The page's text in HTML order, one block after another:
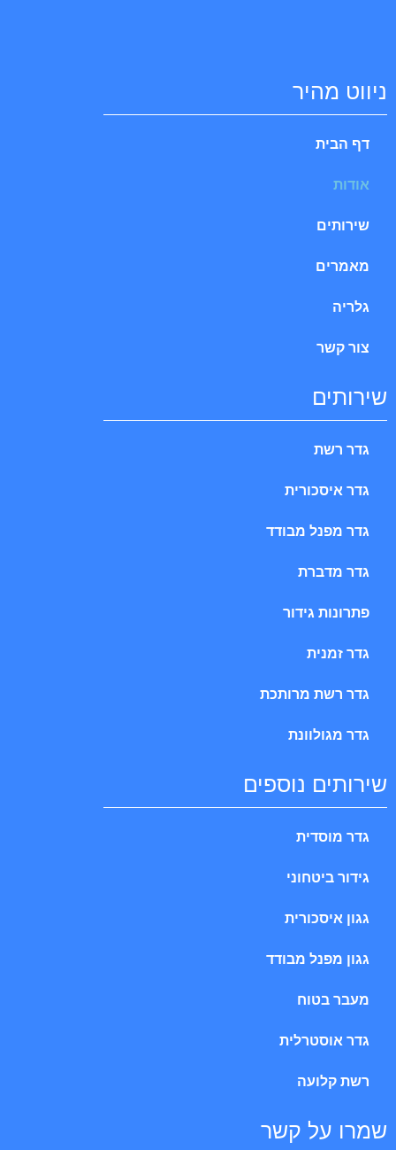
ניווט מהיר
דף הבית
אודות
שירותים
מאמרים
גלריה
צור קשר
שירותים
גדר רשת
גדר איסכורית
גדר מפנל מבודד
גדר מדברת
פתרונות גידור
גדר זמנית
גדר רשת מרותכת
גדר מגולוונת
שירותים נוספים
גדר מוסדית
גידור ביטחוני
גגון איסכורית
גגון מפנל מבודד
מעבר בטוח
גדר אוסטרלית
רשת קלועה
שמרו על קשר